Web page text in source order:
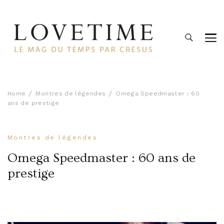
Home Montres de légendes
Omega Speedmaster : 60
ans de prestige
Montres de légendes
Omega Speedmaster : 60 ans de
prestige